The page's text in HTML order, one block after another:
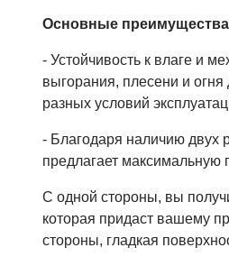
Основные
- Устойчивость к влаге и
выгорания, плесени и
разных условий
- Благодаря наличию двух
предлагает максимальную
С одной стороны, вы
которая придаст вашему
стороны, гладкая